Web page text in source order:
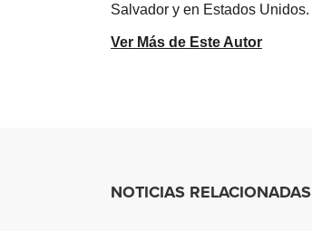
Salvador y en Estados Unidos.
Ver Más de Este Autor
NOTICIAS RELACIONADAS